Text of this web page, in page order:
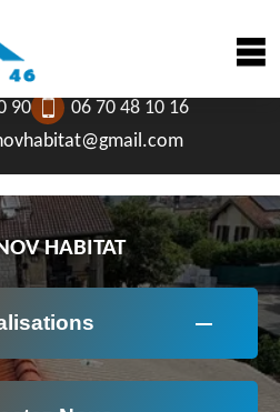
90
06 70 48 10 16
HABITAT